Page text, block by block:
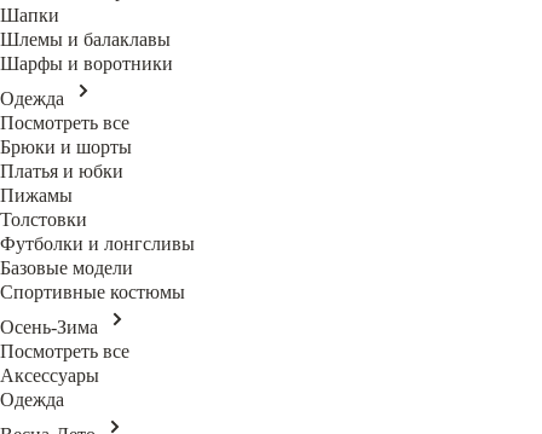
Шапки
Шлемы и балаклавы
Шарфы и воротники
Одежда
Посмотреть все
Брюки и шорты
Платья и юбки
Пижамы
Толстовки
Футболки и лонгсливы
Базовые модели
Спортивные костюмы
Осень-Зима
Посмотреть все
Аксессуары
Одежда